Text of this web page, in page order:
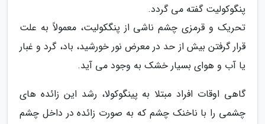
پنگوکولیت گفته می گردد.
تحریک و قرمزی چشم ناشی از پنگکولیت، معمولاً به علت
قرار گرفتن بیش از حد در معرض نور خورشید، باد، گرد و غبار
یا آب و هوای بسیار خشک به وجود می آید.
گاهی اوقات افراد مبتلا به پینگوکولا، رشد این زائده های
چشمی را با ناخنک چشم که به صورت زائده در داخل چشم